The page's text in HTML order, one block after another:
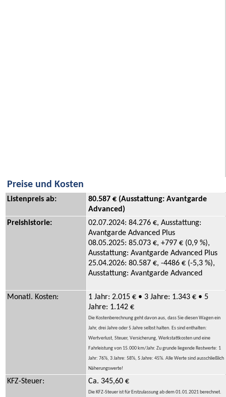
Preise und Kosten
Listenpreis ab:
80.587 € (Ausstattung: Avantgarde
Advanced)
Preishistorie:
02.07.2024: 84.276 €, Ausstattung:
Avantgarde Advanced Plus
08.05.2025: 85.073 €, +797 € (0,9 %),
Ausstattung: Avantgarde Advanced Plus
25.04.2026: 80.587 €, -4486 € (-5,3 %),
Ausstattung: Avantgarde Advanced
Monatl. Kosten:
1 Jahr: 2.015 € • 3 Jahre: 1.343 € • 5
Jahre: 1.142 €
Die Kostenberechnung geht davon aus, dass Sie diesen Wagen ein
Jahr, drei Jahre oder 5 Jahre selbst halten. Es sind enthalten:
Wertverlust, Steuer, Versicherung, Werkstattkosten und eine
Fahrleistung von 15.000 km/Jahr. Zu grunde liegende Restwerte: 1
Jahr: 76%, 3 Jahre: 58%, 5 Jahre: 45%. Alle Werte sind ausschließlich
Näherungswerte!
KFZ-Steuer: Ca. 345,60 €
Die KFZ-Steuer ist für Erstzulassung ab dem 01.01.2021 berechnet.